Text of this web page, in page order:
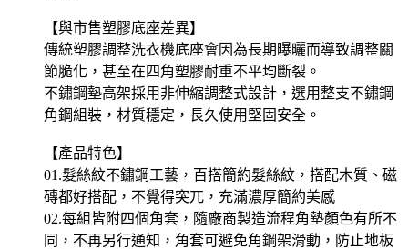
【與市售塑膠底座差異】
傳統塑膠調整洗衣機底座會因為長期曝曬而導致調整關
節脆化，甚至在四角塑膠耐重不平均斷裂。
不鏽鋼墊高架採用非伸縮調整式設計，選用整支不鏽鋼
角鋼組裝，材質穩定，長久使用堅固安全。
【產品特色】
01.髮絲紋不鏽鋼工藝，百搭簡約髮絲紋，搭配木質、磁
磚都好搭配，不覺得突兀，充滿濃厚簡約美感
02.每組皆附四個角套，隨廠商製造流程角墊顏色有所不
同，不再另行通知，角套可避免角鋼架滑動，防止地板